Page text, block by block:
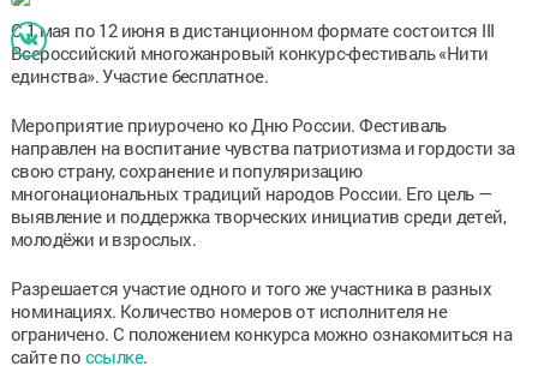
С 1 мая по 12 июня в дистанционном формате состоится III
Всероссийский многожанровый конкурс-фестиваль «Нити
единства». Участие бесплатное.
Мероприятие приурочено ко Дню России. Фестиваль
направлен на воспитание чувства патриотизма и гордости за
свою страну, сохранение и популяризацию
многонациональных традиций народов России. Его цель —
выявление и поддержка творческих инициатив среди детей,
молодёжи и взрослых.
Разрешается участие одного и того же участника в разных
номинациях. Количество номеров от исполнителя не
ограничено. С положением конкурса можно ознакомиться на
сайте по ссылке.